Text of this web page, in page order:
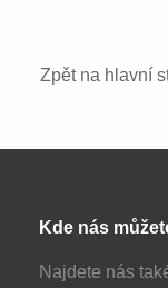
Zpět na hlavní
Kde nás
Najdete nás